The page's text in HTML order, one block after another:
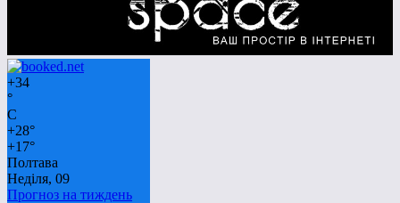
+34
°
C
+28°
+17°
Полтава
Неділя, 09
Прогноз на тиждень